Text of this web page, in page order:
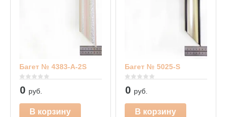
Багет № 4383-А-2S
0 руб.
В корзину
Багет № 5025-S
0 руб.
В корзину